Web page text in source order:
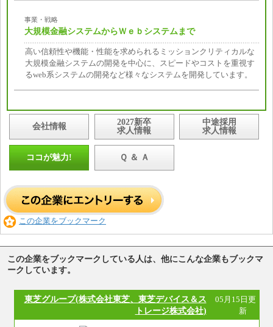
事業・戦略
大規模金融システムからＷｅｂシステムまで
高い信頼性や機能・性能を求められるミッションクリティカルな
大規模金融システムの開発を中心に、スピードやコストを重視す
るweb系システムの開発など様々なシステムを開発しています。
会社情報
2027新卒
求人情報
中途採用
求人情報
ココが魅力! Ｑ ＆ Ａ
この企業をブックマーク
この企業をブックマークしている人は、他にこんな企業もブックマ
ークしています。
東芝グループ(株式会社東芝、東芝デバイス＆ス
トレージ株式会社)
05月15日更
新